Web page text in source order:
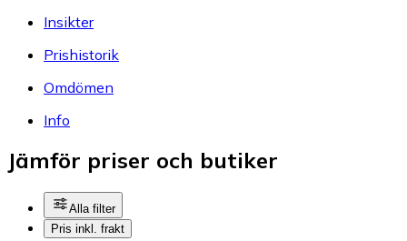
Insikter
Prishistorik
Omdömen
Info
Jämför priser och butiker
Alla filter
Pris inkl. frakt